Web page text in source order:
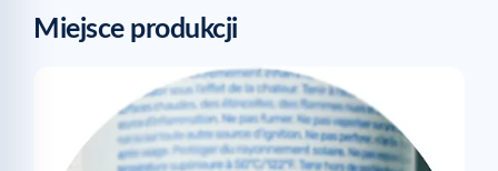
Miejsce produkcji